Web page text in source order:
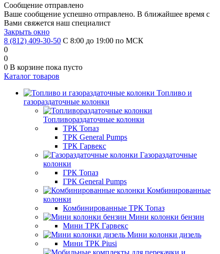
Сообщение отправлено
Ваше сообщение успешно отправлено. В ближайшее время с
Вами свяжется наш специалист
Закрыть окно
8 (812) 409-30-50 С 8:00 до 19:00 по МСК
0
0
0 В корзине пока пусто
Каталог товаров
Топливо и
газораздаточные колонки
Топливораздаточные колонки
ТРК Топаз
ТРК General Pumps
ТРК Гарвекс
Газораздаточные
колонки
ГРК Топаз
ГРК General Pumps
Комбинированные
колонки
Комбинированные ТРК Топаз
Мини колонки бензин
Мини ТРК Гарвекс
Мини колонки дизель
Мини ТРК Piusi